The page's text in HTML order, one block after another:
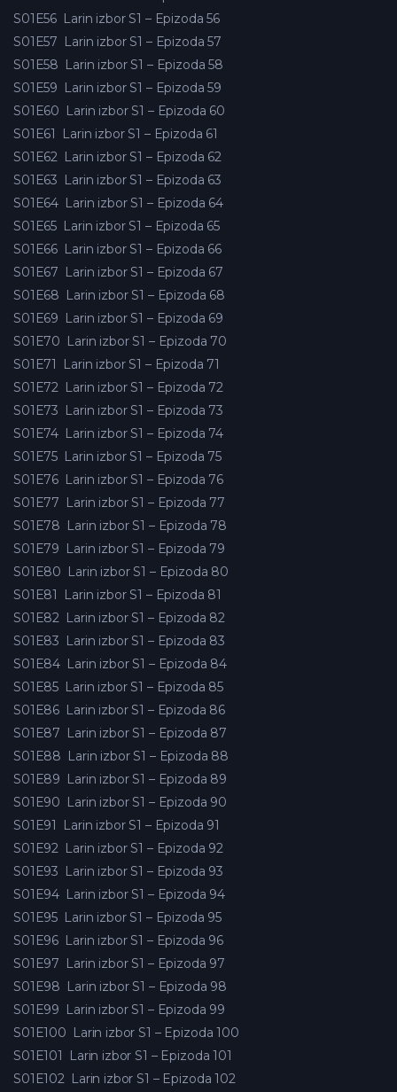
S01E56 Larin izbor S1 – Epizoda 56
S01E57 Larin izbor S1 – Epizoda 57
S01E58 Larin izbor S1 – Epizoda 58
S01E59 Larin izbor S1 – Epizoda 59
S01E60 Larin izbor S1 – Epizoda 60
S01E61
Larin izbor S1 – Epizoda 61
S01E62 Larin izbor S1 – Epizoda 62
S01E63 Larin izbor S1 – Epizoda 63
S01E64 Larin izbor S1 – Epizoda 64
S01E65 Larin izbor S1 – Epizoda 65
S01E66 Larin izbor S1 – Epizoda 66
S01E67 Larin izbor S1 – Epizoda 67
S01E68 Larin izbor S1 – Epizoda 68
S01E69 Larin izbor S1 – Epizoda 69
S01E70 Larin izbor S1 – Epizoda 70
S01E71
Larin izbor S1 – Epizoda 71
S01E72 Larin izbor S1 – Epizoda 72
S01E73 Larin izbor S1 – Epizoda 73
S01E74 Larin izbor S1 – Epizoda 74
S01E75 Larin izbor S1 – Epizoda 75
S01E76 Larin izbor S1 – Epizoda 76
S01E77 Larin izbor S1 – Epizoda 77
S01E78 Larin izbor S1 – Epizoda 78
S01E79 Larin izbor S1 – Epizoda 79
S01E80 Larin izbor S1 – Epizoda 80
S01E81
Larin izbor S1 – Epizoda 81
S01E82 Larin izbor S1 – Epizoda 82
S01E83 Larin izbor S1 – Epizoda 83
S01E84 Larin izbor S1 – Epizoda 84
S01E85 Larin izbor S1 – Epizoda 85
S01E86 Larin izbor S1 – Epizoda 86
S01E87 Larin izbor S1 – Epizoda 87
S01E88 Larin izbor S1 – Epizoda 88
S01E89 Larin izbor S1 – Epizoda 89
S01E90 Larin izbor S1 – Epizoda 90
S01E91
Larin izbor S1 – Epizoda 91
S01E92 Larin izbor S1 – Epizoda 92
S01E93 Larin izbor S1 – Epizoda 93
S01E94 Larin izbor S1 – Epizoda 94
S01E95 Larin izbor S1 – Epizoda 95
S01E96 Larin izbor S1 – Epizoda 96
S01E97 Larin izbor S1 – Epizoda 97
S01E98 Larin izbor S1 – Epizoda 98
S01E99 Larin izbor S1 – Epizoda 99
S01E100 Larin izbor S1 – Epizoda 100
S01E101
Larin izbor S1 – Epizoda 101
S01E102 Larin izbor S1 – Epizoda 102